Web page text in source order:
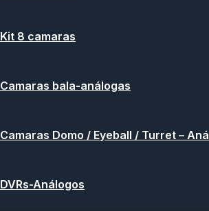
Kit 8 camaras
Camaras bala-análogas
Camaras Domo / Eyeball / Turret –
DVRs-Análogos